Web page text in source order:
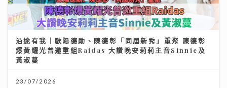
沿途有我｜歐陽德勛、陳德彰「同屆新秀」重聚 陳德彰
爆黃耀光曾邀重組Raidas 大讚晚安莉莉主音Sinnie及
黃淑蔓
23/07/2026